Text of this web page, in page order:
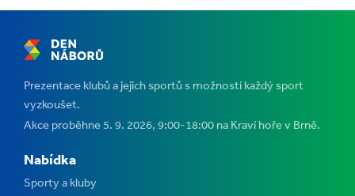
Prezentace klubů a jejich sportů s možností každý sport
vyzkoušet.
Akce proběhne 5. 9. 2026, 9:00-18:00 na Kraví hoře v Brně.
Nabídka
Sporty a kluby